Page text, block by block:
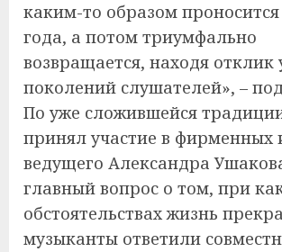
каким-то образом проносится
года, а потом триумфально
возвращается, находя отклик
поколений слушателей», –
По уже сложившейся
принял участие в фирменных
ведущего Александра
главный вопрос о том, при
обстоятельствах жизнь
музыканты ответили